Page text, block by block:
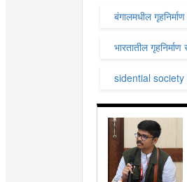
बंगालमधील
भारतातील
sidential